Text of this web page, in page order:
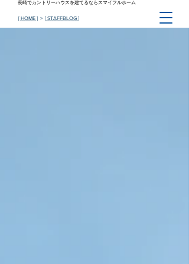
長崎でカントリーハウスを建てるならスマイフルホーム
[ HOME ] > [STAFFBLOG]